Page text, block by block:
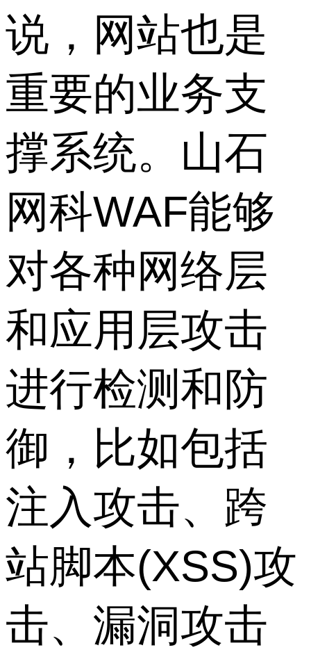
说，网站也是
重要的业务支
撑系统。山石
网科WAF能够
对各种网络层
和应用层攻击
进行检测和防
御，比如包括
注入攻击、跨
站脚本(XSS)攻
击、漏洞攻击